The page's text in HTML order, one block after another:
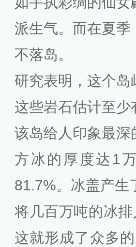
派生气。而在夏
不落岛。
研究表明，这个
这些岩石估计至
该岛给人印象最
方冰的厚度达1
81.7%。冰盖产生
将几百万吨的冰
这就形成了众多